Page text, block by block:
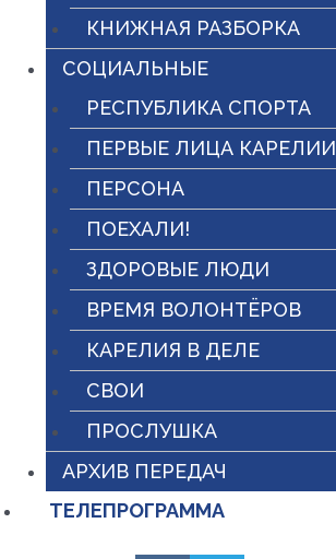
КНИЖНАЯ РАЗБОРКА
СОЦИАЛЬНЫЕ
РЕСПУБЛИКА СПОРТА
ПЕРВЫЕ ЛИЦА КАРЕЛИИ
ПЕРСОНА
ПОЕХАЛИ!
ЗДОРОВЫЕ ЛЮДИ
ВРЕМЯ ВОЛОНТЁРОВ
КАРЕЛИЯ В ДЕЛЕ
СВОИ
ПРОСЛУШКА
АРХИВ ПЕРЕДАЧ
ТЕЛЕПРОГРАММА